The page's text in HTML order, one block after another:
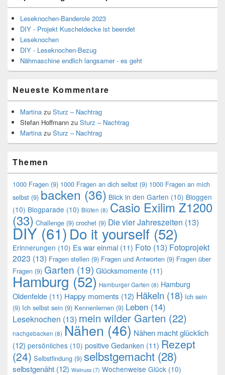
Leseknochen-Banderole 2023
DIY - Projekt Kuscheldecke ist beendet
Leseknochen
DIY - Leseknochen-Bezug
Nähmaschine endlich langsamer - es geht
Neueste Kommentare
Martina zu Sturz – Nachtrag
Stefan Hoffmann zu Sturz – Nachtrag
Martina zu Sturz – Nachtrag
Themen
1000 Fragen (9) 1000 Fragen an dich selbst (9) 1000 Fragen an mich
selbst (9) backen (36) Blick in den Garten (10) Bloggen
(10) Blogparade (10) Blüten (8) Casio Exilim Z1200
(33) Challenge (9) crochet (9) Die vier Jahreszeiten (13)
DIY (61)Do it yourself (52)
Erinnerungen (10) Es war einmal (11) Foto (13) Fotoprojekt
2023 (13) Fragen stellen (9) Fragen und Antworten (9) Fragen über
Fragen (9) Garten (19) Glücksmomente (11)
Hamburg (52) Hamburger Garten (8) Hamburg
Oldenfelde (11) Happy moments (12) Häkeln (18) Ich sein
(9) Ich selbst sein (9) Kennenlernen (9) Leben (14)
Leseknochen (13) mein wilder Garten (22)
nachgebacken (8) Nähen (46) Nähen macht glücklich
(12) persönliches (10) positive Gedanken (11) Rezept
(24) Selbstfindung (9) selbstgemacht (28)
selbstgenäht (12) Walnuss (7) Wochenweise Glück (10)